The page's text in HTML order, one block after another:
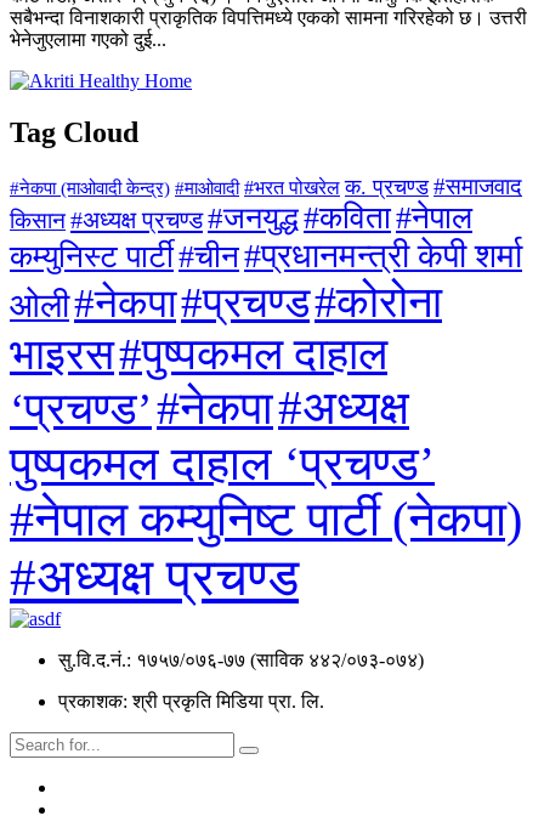
सबैभन्दा विनाशकारी प्राकृतिक विपत्तिमध्ये एकको सामना गरिरहेको छ। उत्तरी
भेनेजुएलामा गएको दुई...
Tag Cloud
#नेकपा (माओवादी केन्द्र) #माओवादी #भरत पोखरेल क. प्रचण्ड #समाजवाद
किसान#अध्यक्ष प्रचण्ड#जनयुद्ध#कविता#नेपाल
कम्युनिस्ट पार्टी#चीन#प्रधानमन्त्री केपी शर्मा
ओली#नेकपा#प्रचण्ड#कोरोना
भाइरस#पुष्पकमल दाहाल
‘प्रचण्ड’#नेकपा#अध्यक्ष
पुष्पकमल दाहाल ‘प्रचण्ड’
#नेपाल कम्युनिष्ट पार्टी (नेकपा)
#अध्यक्ष प्रचण्ड
सु.वि.द.नं.: १७५७/०७६-७७ (साविक ४४२/०७३-०७४)
प्रकाशक: श्री प्रकृति मिडिया प्रा. लि.